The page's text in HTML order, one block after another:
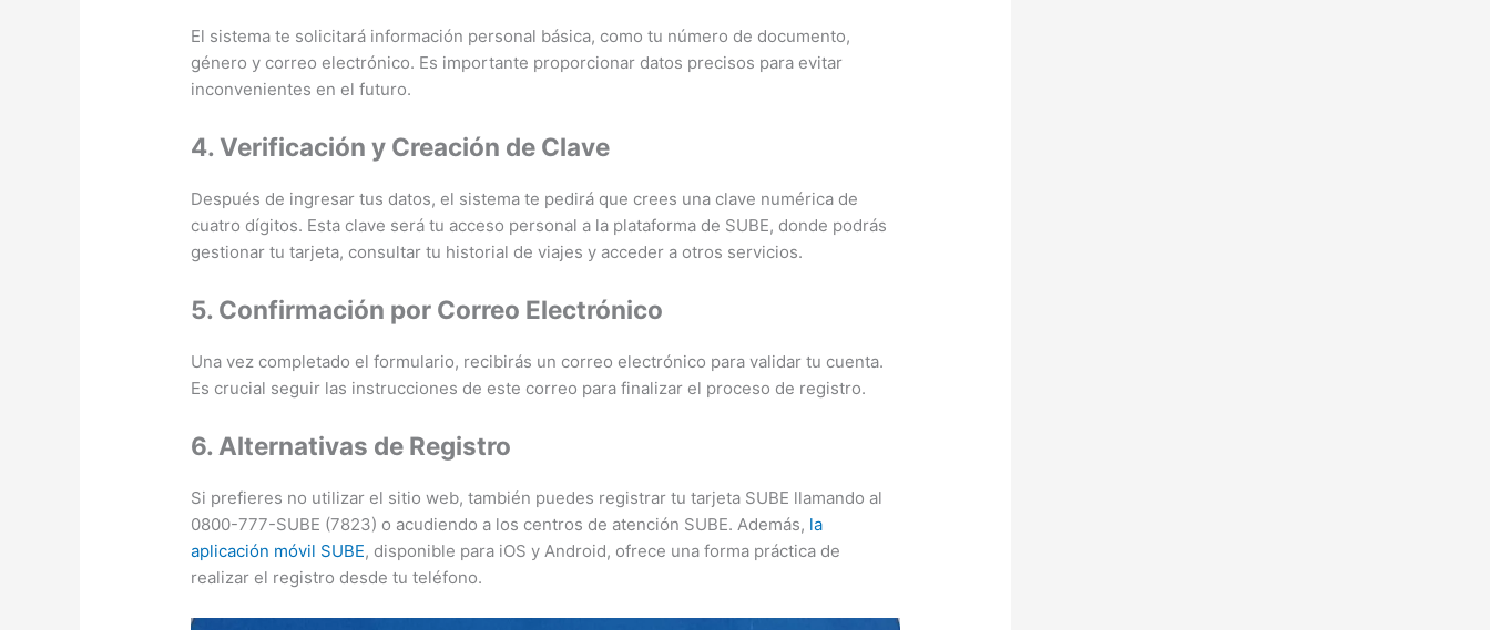
El sistema te solicitará información personal básica, como tu número de documento,
género y correo electrónico. Es importante proporcionar datos precisos para evitar
inconvenientes en el futuro.
4. Verificación y Creación de Clave
Después de ingresar tus datos, el sistema te pedirá que crees una clave numérica de
cuatro dígitos. Esta clave será tu acceso personal a la plataforma de SUBE, donde podrás
gestionar tu tarjeta, consultar tu historial de viajes y acceder a otros servicios.
5. Confirmación por Correo Electrónico
Una vez completado el formulario, recibirás un correo electrónico para validar tu cuenta.
Es crucial seguir las instrucciones de este correo para finalizar el proceso de registro.
6. Alternativas de Registro
Si prefieres no utilizar el sitio web, también puedes registrar tu tarjeta SUBE llamando al
0800-777-SUBE (7823) o acudiendo a los centros de atención SUBE. Además, la
aplicación móvil SUBE, disponible para iOS y Android, ofrece una forma práctica de
realizar el registro desde tu teléfono.